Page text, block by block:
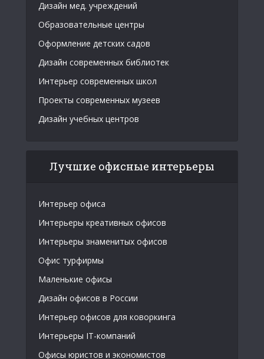
Дизайн мед. учреждений
Образовательные центры
Оформление детских садов
Дизайн современных библиотек
Интерьер современных школ
Проекты современных музеев
Дизайн учебных центров
Лучшие офисные интерьеры
Интерьер офиса
Интерьеры креативных офисов
Интерьеры знаменитых офисов
Офис турфирмы
Маленькие офисы
Дизайн офисов в России
Интерьер офисов для коворкинга
Интерьеры IT-компаний
Офисы юристов и экономистов